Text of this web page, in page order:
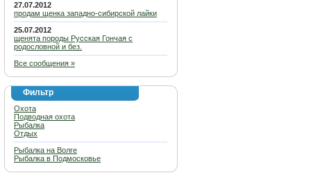
27.07.2012
продам щенка западно-сибирской лайки
25.07.2012
щенята породы Русская Гончая с
родословной и без.
Все сообщения »
Фильтр
Охота
Подводная охота
Рыбалка
Отдых
Рыбалка на Волге
Рыбалка в Подмосковье